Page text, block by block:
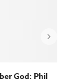
God: Phil